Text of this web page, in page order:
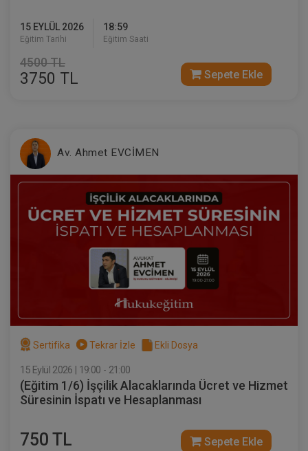
Müvekkille Görüşme Video Eğitimi
Müvekkille Görüşme Video Eğitimi
300 TL
15 EYLÜL 2026
Eğitim Tarihi
18:59
Eğitim Saati
4500 TL
3750 TL Sepete Ekle
Av. Ahmet EVCİMEN
Sertifika Tekrar İzle Ekli Dosya
15 Eylül 2026 | 19:00 - 21:00
(Eğitim 1/6) İşçilik Alacaklarında Ücret ve Hizmet
Süresinin İspatı ve Hesaplanması
750 TL Sepete Ekle